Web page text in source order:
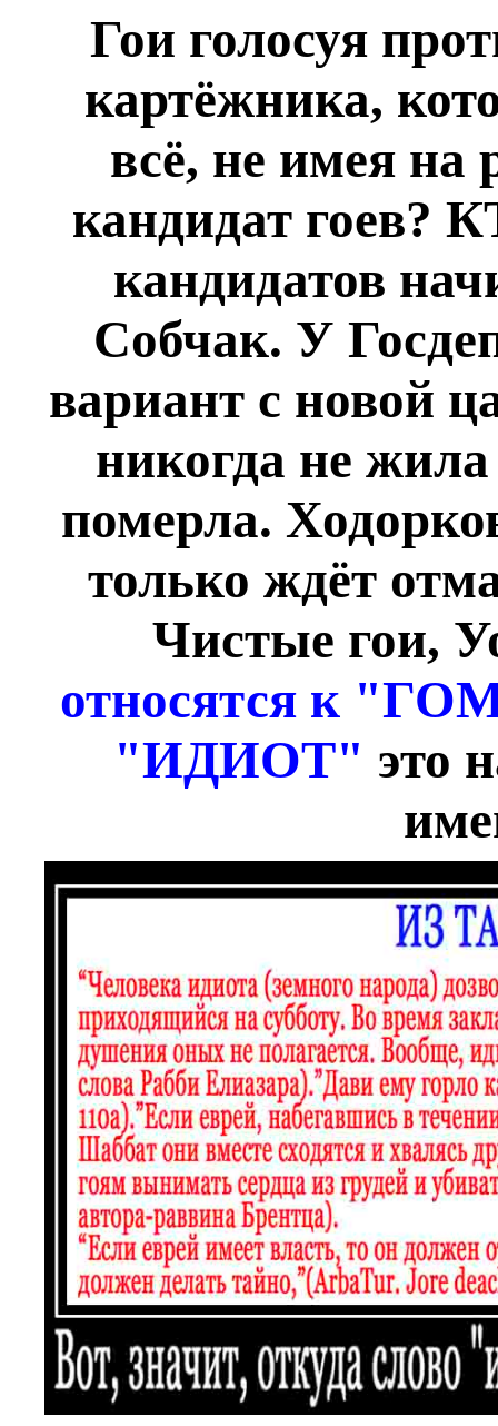
Гои голосуя
картёжника,
всё, не имея на
кандидат гоев?
кандидатов
Собчак. У
вариант с новой
никогда не
померла.
только ждёт
Чистые гои,
относятся к
"ИДИОТ" это